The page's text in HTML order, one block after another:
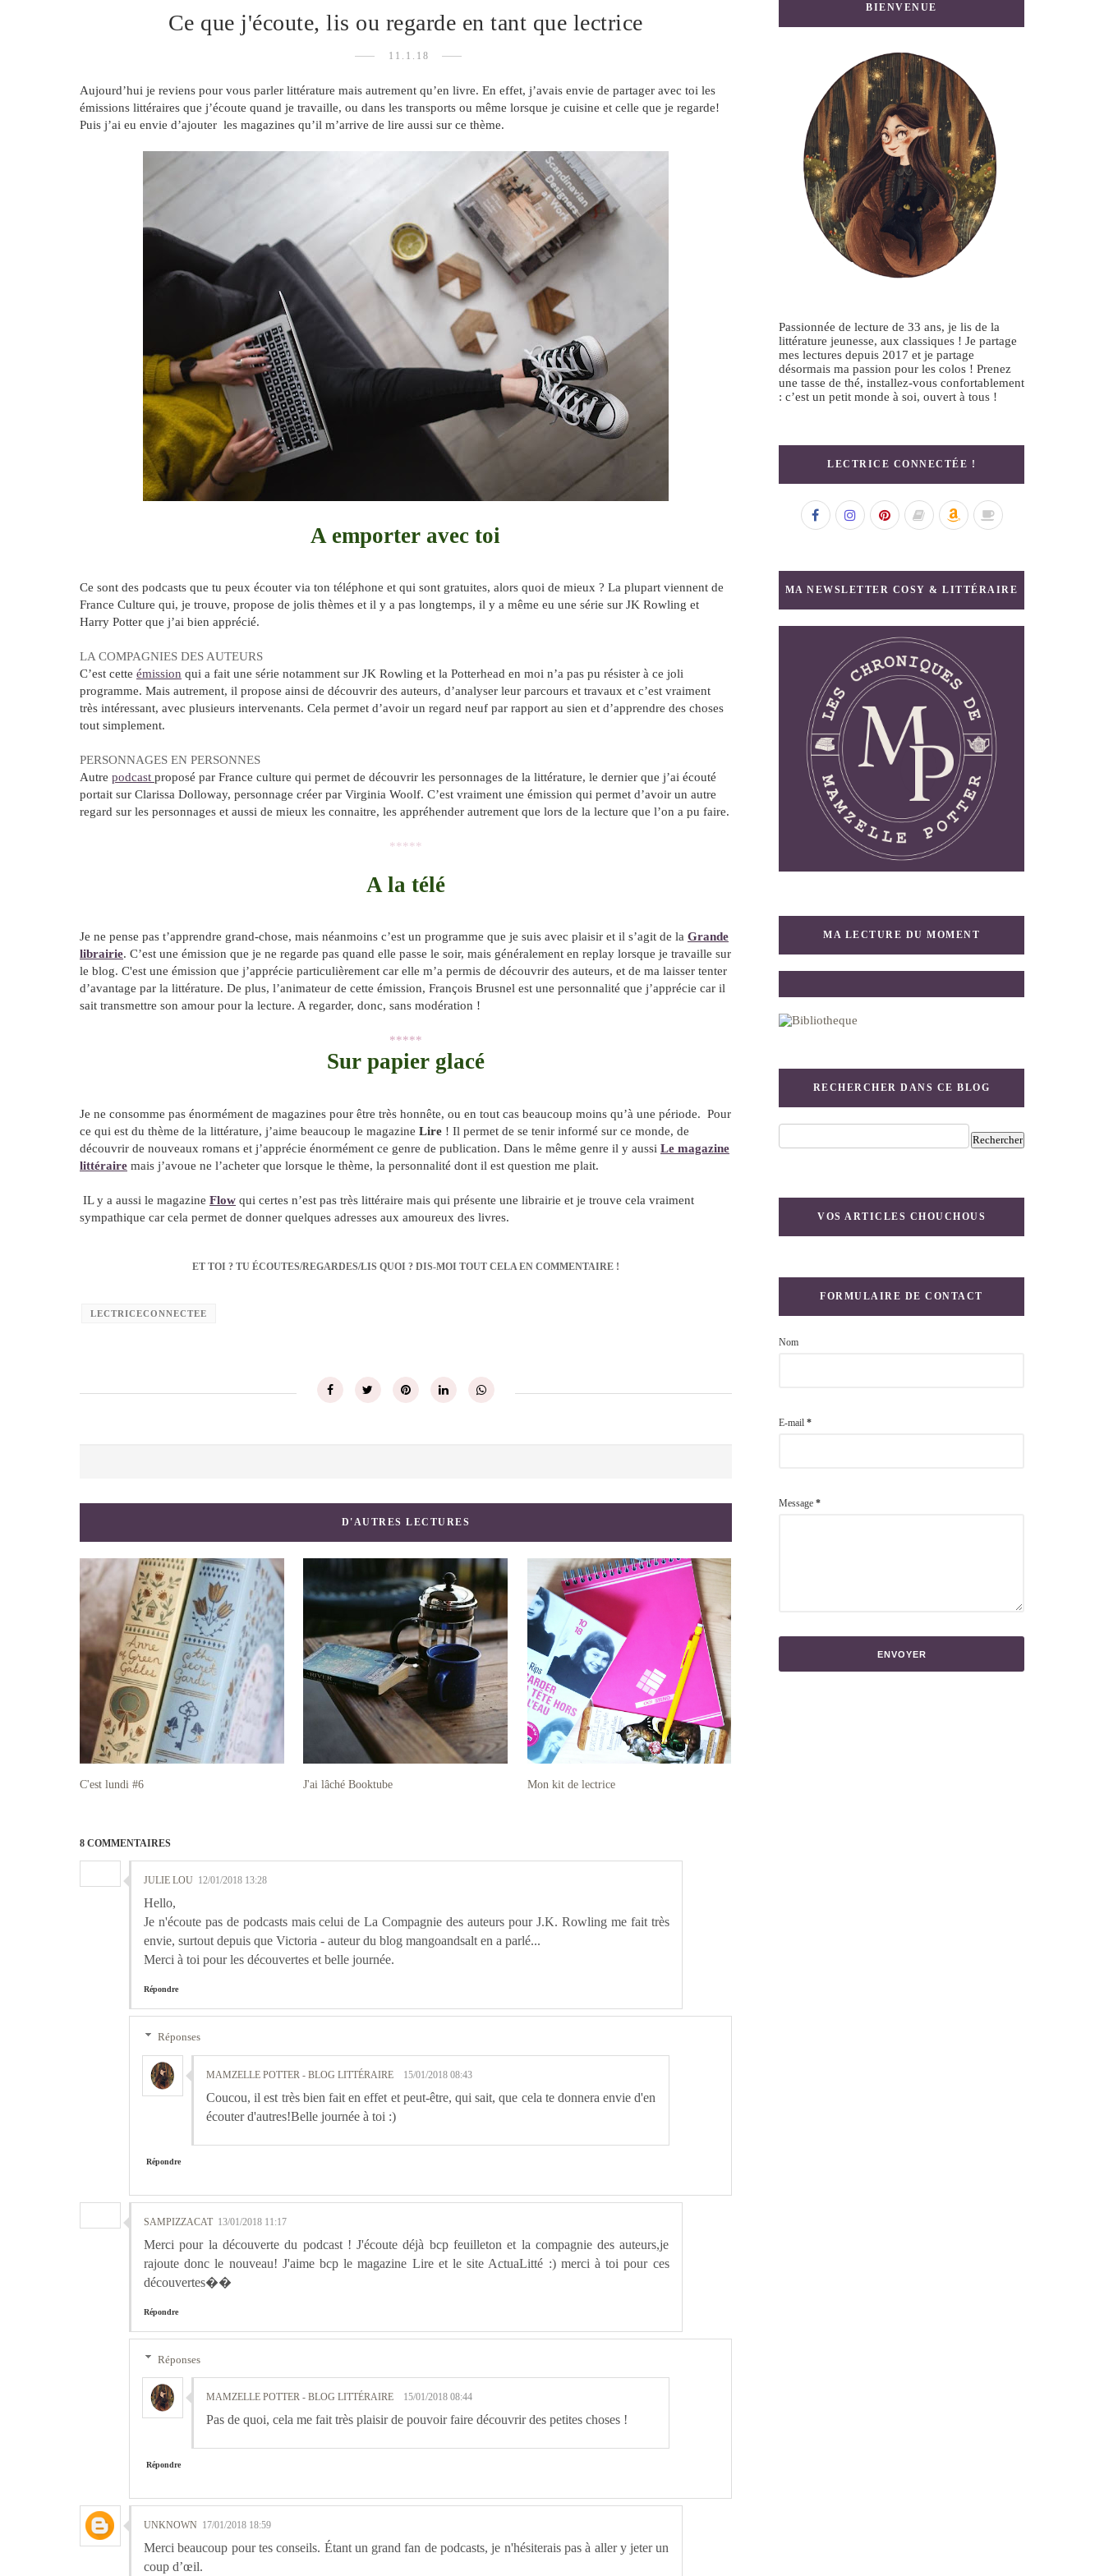
Ce que j'écoute, lis ou regarde en tant que lectrice
11.1.18
Aujourd’hui je reviens pour vous parler littérature mais autrement qu’en livre. En effet, j’avais envie de partager avec toi les
émissions littéraires que j’écoute quand je travaille, ou dans les transports ou même lorsque je cuisine et celle que je regarde!
Puis j’ai eu envie d’ajouter les magazines qu’il m’arrive de lire aussi sur ce thème.
A emporter avec toi
Ce sont des podcasts que tu peux écouter via ton téléphone et qui sont gratuites, alors quoi de mieux ? La plupart viennent de
France Culture qui, je trouve, propose de jolis thèmes et il y a pas longtemps, il y a même eu une série sur JK Rowling et
Harry Potter que j’ai bien apprécié.
LA COMPAGNIES DES AUTEURS
C’est cette émission qui a fait une série notamment sur JK Rowling et la Potterhead en moi n’a pas pu résister à ce joli
programme. Mais autrement, il propose ainsi de découvrir des auteurs, d’analyser leur parcours et travaux et c’est vraiment
très intéressant, avec plusieurs intervenants. Cela permet d’avoir un regard neuf par rapport au sien et d’apprendre des choses
tout simplement.
PERSONNAGES EN PERSONNES
Autre podcast proposé par France culture qui permet de découvrir les personnages de la littérature, le dernier que j’ai écouté
portait sur Clarissa Dolloway, personnage créer par Virginia Woolf. C’est vraiment une émission qui permet d’avoir un autre
regard sur les personnages et aussi de mieux les connaitre, les appréhender autrement que lors de la lecture que l’on a pu faire.
*****
A la télé
Je ne pense pas t’apprendre grand-chose, mais néanmoins c’est un programme que je suis avec plaisir et il s’agit de la Grande
librairie. C’est une émission que je ne regarde pas quand elle passe le soir, mais généralement en replay lorsque je travaille sur
le blog. C'est une émission que j’apprécie particulièrement car elle m’a permis de découvrir des auteurs, et de ma laisser tenter
d’avantage par la littérature. De plus, l’animateur de cette émission, François Brusnel est une personnalité que j’apprécie car il
sait transmettre son amour pour la lecture. A regarder, donc, sans modération !
*****
Sur papier glacé
Je ne consomme pas énormément de magazines pour être très honnête, ou en tout cas beaucoup moins qu’à une période. Pour
ce qui est du thème de la littérature, j’aime beaucoup le magazine Lire ! Il permet de se tenir informé sur ce monde, de
découvrir de nouveaux romans et j’apprécie énormément ce genre de publication. Dans le même genre il y aussi Le magazine
littéraire mais j’avoue ne l’acheter que lorsque le thème, la personnalité dont il est question me plait.
IL y a aussi le magazine Flow qui certes n’est pas très littéraire mais qui présente une librairie et je trouve cela vraiment
sympathique car cela permet de donner quelques adresses aux amoureux des livres.
ET TOI ? TU ÉCOUTES/REGARDES/LIS QUOI ? DIS-MOI TOUT CELA EN COMMENTAIRE !
LECTRICECONNECTEE
D'AUTRES LECTURES
C'est lundi #6 J'ai lâché Booktube Mon kit de lectrice
8 COMMENTAIRES
JULIE LOU 12/01/2018 13:28
Hello,
Je n'écoute pas de podcasts mais celui de La Compagnie des auteurs pour J.K. Rowling me fait très
envie, surtout depuis que Victoria - auteur du blog mangoandsalt en a parlé...
Merci à toi pour les découvertes et belle journée.
Répondre
Réponses
MAMZELLE POTTER - BLOG LITTÉRAIRE 15/01/2018 08:43
Coucou, il est très bien fait en effet et peut-être, qui sait, que cela te donnera envie d'en
écouter d'autres!Belle journée à toi :)
Répondre
SAMPIZZACAT 13/01/2018 11:17
Merci pour la découverte du podcast ! J'écoute déjà bcp feuilleton et la compagnie des auteurs,je
rajoute donc le nouveau! J'aime bcp le magazine Lire et le site ActuaLitté :) merci à toi pour ces
découvertes��
Répondre
Réponses
MAMZELLE POTTER - BLOG LITTÉRAIRE 15/01/2018 08:44
Pas de quoi, cela me fait très plaisir de pouvoir faire découvrir des petites choses !
Répondre
UNKNOWN 17/01/2018 18:59
Merci beaucoup pour tes conseils. Étant un grand fan de podcasts, je n'hésiterais pas à aller y jeter un
coup d’œil.
BIENVENUE
Passionnée de lecture de 33 ans, je lis de la
littérature jeunesse, aux classiques ! Je partage
mes lectures depuis 2017 et je partage
désormais ma passion pour les colos ! Prenez
une tasse de thé, installez-vous confortablement
: c’est un petit monde à soi, ouvert à tous !
LECTRICE CONNECTÉE !
MA NEWSLETTER COSY & LITTÉRAIRE
MA LECTURE DU MOMENT
RECHERCHER DANS CE BLOG
VOS ARTICLES CHOUCHOUS
FORMULAIRE DE CONTACT
Nom
E-mail *
Message *